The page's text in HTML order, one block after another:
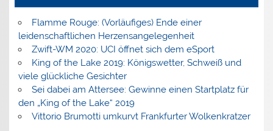
Flamme Rouge: (Vorläufiges) Ende einer
leidenschaftlichen Herzensangelegenheit
Zwift-WM 2020: UCI öffnet sich dem eSport
King of the Lake 2019: Königswetter, Schweiß und
viele glückliche Gesichter
Sei dabei am Attersee: Gewinne einen Startplatz für
den „King of the Lake“ 2019
Vittorio Brumotti umkurvt Frankfurter Wolkenkratzer